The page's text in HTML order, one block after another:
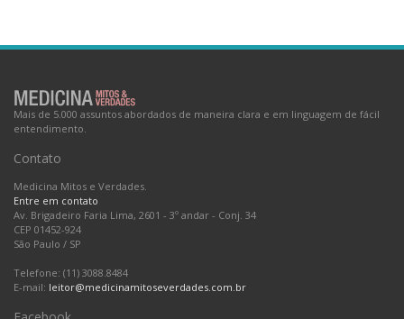
Mais de 5.000 assuntos abordados de maneira clara e em linguagem de fácil
entendimento.
Contato
Medicina Mitos e Verdades.
Entre em contato
Av. Brigadeiro Faria Lima, 2601 - 3º andar - Conj. 34
CEP 01452-924
São Paulo / SP
Telefone: (11) 3088.8484
E-mail: leitor@medicinamitoseverdades.com.br